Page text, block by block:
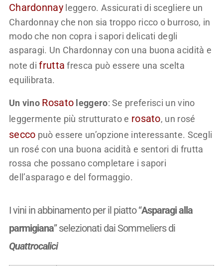
Chardonnayleggero. Assicurati di scegliere un
Chardonnay che non sia troppo ricco o burroso, in
modo che non copra i sapori delicati degli
asparagi. Un Chardonnay con una buona acidità e
note difrutta fresca può essere una scelta
equilibrata.
Un vino Rosato leggero: Se preferisci un vino
leggermente più strutturato e rosato, un rosé
secco può essere un’opzione interessante. Scegli
un rosé con una buona acidità e sentori di frutta
rossa che possano completare i sapori
dell’asparago e del formaggio.
I vini in abbinamento per il piatto “Asparagi alla
parmigiana” selezionati dai Sommeliers di
Quattrocalici